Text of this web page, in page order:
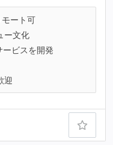
ート可
ー文化
ービスを開発
迎